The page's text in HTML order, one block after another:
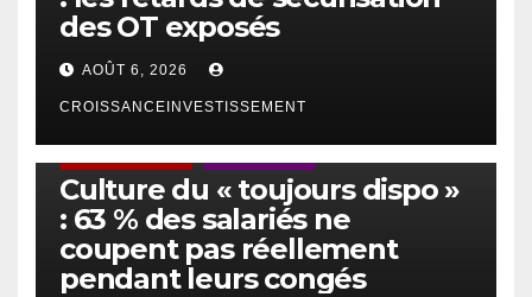
des OT exposés
AOÛT 6, 2026
CROISSANCEINVESTISSEMENT
Culture du « toujours dispo »
: 63 % des salariés ne
coupent pas réellement
pendant leurs congés